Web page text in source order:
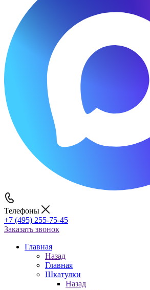
Телефоны
+7 (495) 255-75-45
Заказать звонок
Главная
Назад
Главная
Шкатулки
Назад